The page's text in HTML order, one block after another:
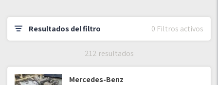
Resultados del filtro 0 Filtros activos
212 resultados
Mercedes-Benz